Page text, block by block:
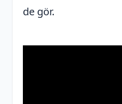
de gör.